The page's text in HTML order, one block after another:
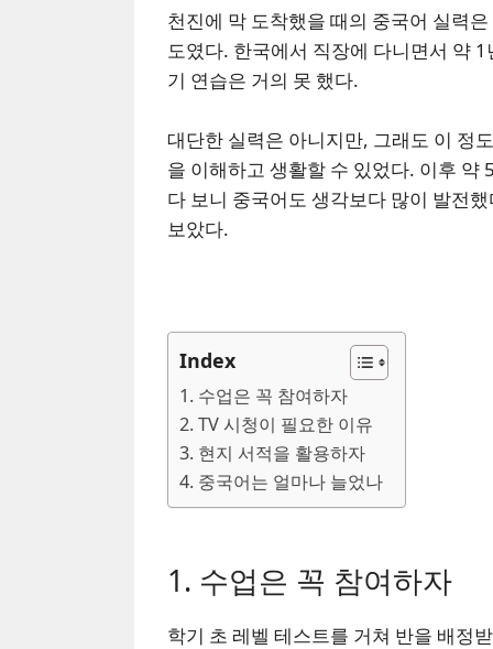
천진에 막 도착했을 때의 중국어 실력
도였다. 한국에서 직장에 다니면서 약
기 연습은 거의 못 했다.
대단한 실력은 아니지만, 그래도 이 정
을 이해하고 생활할 수 있었다. 이후 약
다 보니 중국어도 생각보다 많이 발전
보았다.
Index
1. 수업은 꼭 참여하자
2. TV 시청이 필요한 이유
3. 현지 서적을 활용하자
4. 중국어는 얼마나 늘었나
1. 수업은 꼭 참여하자
학기 초 레벨 테스트를 거쳐 반을 배정